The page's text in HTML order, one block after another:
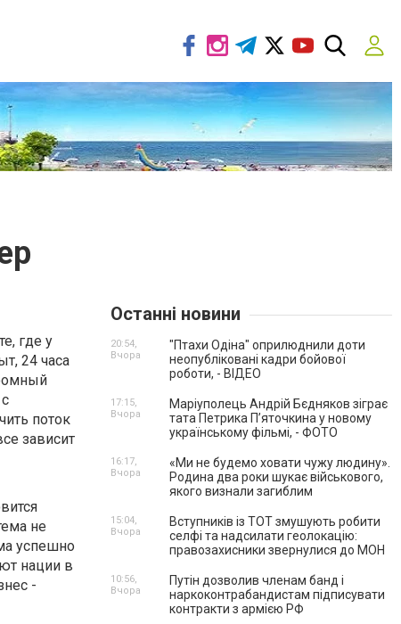
где у
24 часа
поток
зависит
не
успешно
нации в
-
Останні новини
"Птахи Одіна" оприлюднили доти
неопубліковані кадри бойової
роботи, - ВІДЕО
20:54,
Вчора
Маріуполець Андрій Бєдняков зіграє
тата Петрика П’яточкина у новому
українському фільмі, - ФОТО
17:15,
Вчора
«Ми не будемо ховати чужу людину».
Родина два роки шукає військового,
якого визнали загиблим
16:17,
Вчора
Вступників із ТОТ змушують робити
селфі та надсилати геолокацію:
правозахисники звернулися до МОН
15:04,
Вчора
Путін дозволив членам банд і
наркоконтрабандистам підписувати
контракти з армією РФ
10:56,
Вчора